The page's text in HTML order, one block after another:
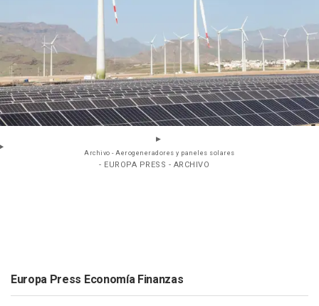
Archivo - Aerogeneradores y paneles solares
- EUROPA PRESS - ARCHIVO
Europa Press Economía Finanzas